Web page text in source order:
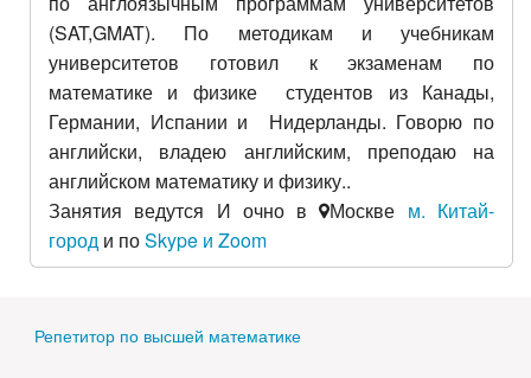
(SAT,GMAT). По методикам и учебникам
университетов готовил к экзаменам по
математике и физике студентов из Канады,
Германии, Испании и Нидерланды. Говорю по
английски, владею английским, преподаю на
английском математику и физику..
Занятия ведутся И очно в
Москве м. Китай-
город и поSkype и Zoom
Репетитор по высшей математике